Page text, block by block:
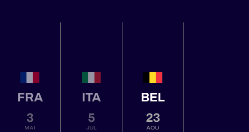
FRA
3
MAI
ITA
5
JUL
BEL
23
AOU